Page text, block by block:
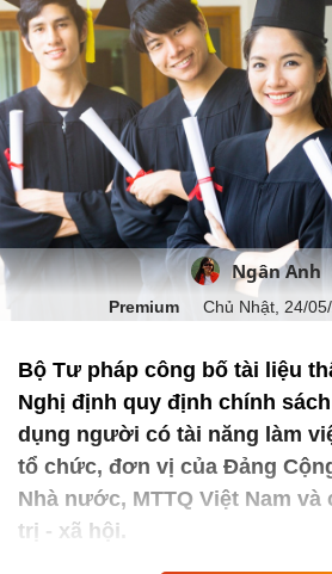
Ngân Anh
Premium Chủ Nhật, 24/
Bộ Tư pháp công bố tài liệu
Nghị định quy định chính
dụng người có tài năng làm
tổ chức, đơn vị của Đảng
Nhà nước, MTTQ Việt Nam
trị - xã hội.